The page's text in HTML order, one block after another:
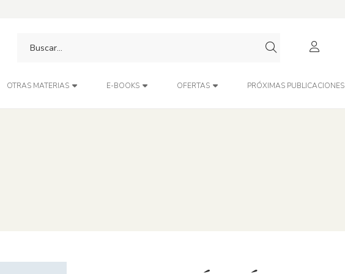
OTRAS MATERIAS E-BOOKS OFERTAS PRÓXIMAS PUBLICACIONES